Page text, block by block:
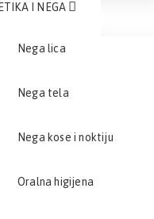
I NEGA
Nega lica
Nega tela
Nega kose i noktiju
Oralna higijena